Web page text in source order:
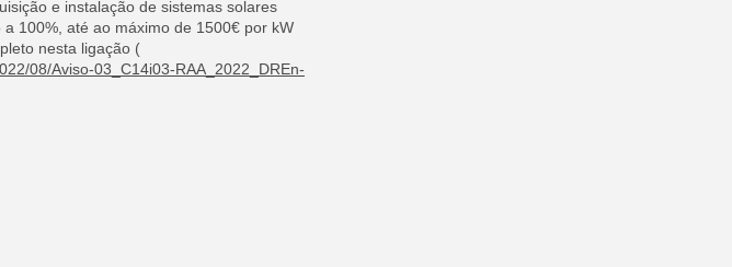
e instalação de sistemas solares
100%, até ao máximo de 1500€ por kW
nesta ligação (
08/Aviso-03_C14i03-RAA_2022_DREn-